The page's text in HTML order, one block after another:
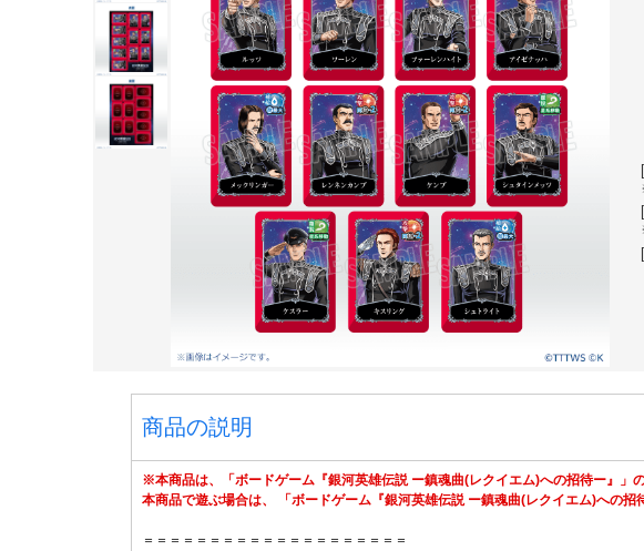
商品の説明
※本商品は、「ボードゲーム『銀河英雄伝説 ー鎮魂曲(レクイエム)への招待ー』」の
本商品で遊ぶ場合は、 「ボードゲーム『銀河英雄伝説 ー鎮魂曲(レクイエム)への招
＝＝＝＝＝＝＝＝＝＝＝＝＝＝＝＝＝＝＝＝